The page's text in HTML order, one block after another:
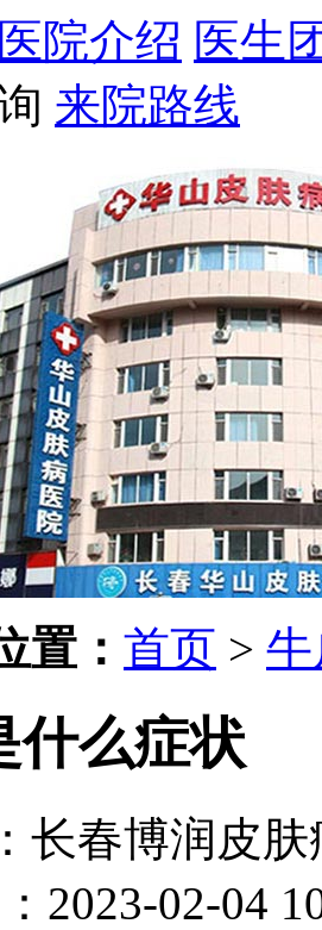
医院介绍 医生
来院路线
置： 首页 >
什么症状
长春博润皮
2023-02-04